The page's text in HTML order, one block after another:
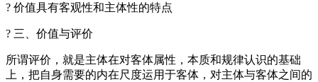
? 价值具有客观性和主体性的特点
? 三、价值与评价
所谓评价，就是主体在对客体属性，本质和规律认识的基础
上，把自身需要的内在尺度运用于客体，对主体与客体之间的